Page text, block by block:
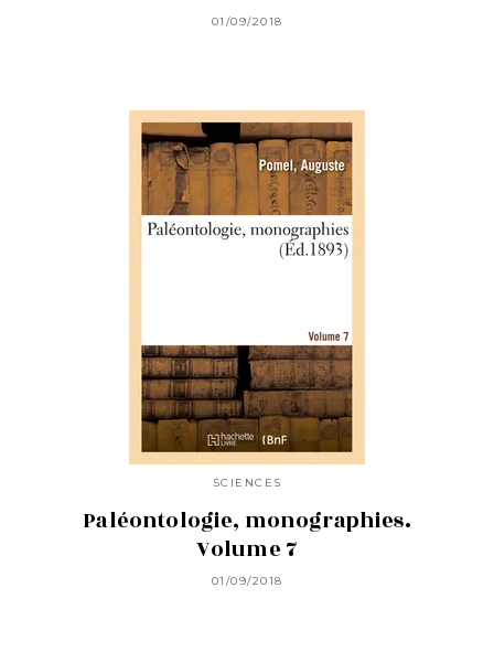
01/09/2018
SCIENCES
Paléontologie, monographies.
Volume 7
01/09/2018